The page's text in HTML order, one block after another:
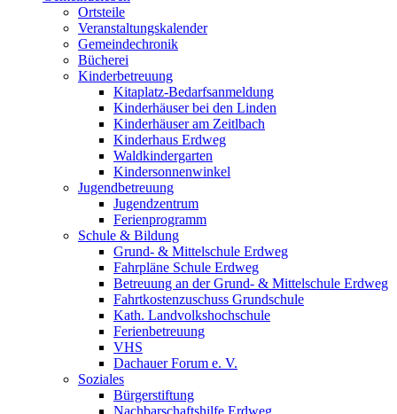
Ortsteile
Veranstaltungskalender
Gemeindechronik
Bücherei
Kinderbetreuung
Kitaplatz-Bedarfsanmeldung
Kinderhäuser bei den Linden
Kinderhäuser am Zeitlbach
Kinderhaus Erdweg
Waldkindergarten
Kindersonnenwinkel
Jugendbetreuung
Jugendzentrum
Ferienprogramm
Schule & Bildung
Grund- & Mittelschule Erdweg
Fahrpläne Schule Erdweg
Betreuung an der Grund- & Mittelschule Erdweg
Fahrtkostenzuschuss Grundschule
Kath. Landvolkshochschule
Ferienbetreuung
VHS
Dachauer Forum e. V.
Soziales
Bürgerstiftung
Nachbarschaftshilfe Erdweg